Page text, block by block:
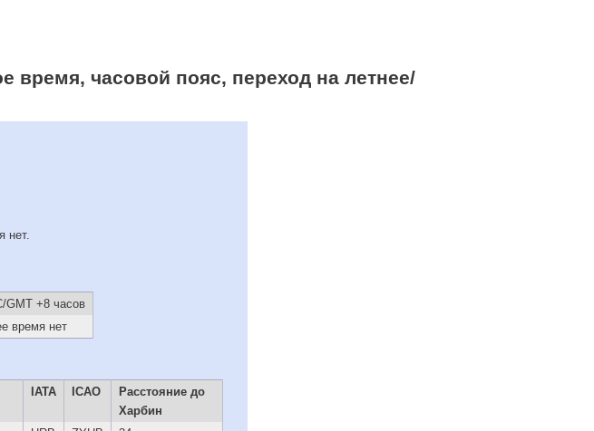
время, часовой пояс, переход на летнее/
нет.
GMT +8 часов
время нет
IATA ICAO
Расстояние до
Харбин